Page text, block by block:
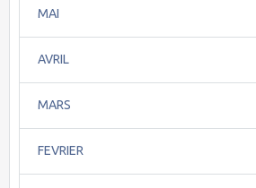
MAI
AVRIL
MARS
FEVRIER